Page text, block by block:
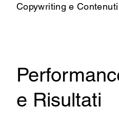
Copywriting e Contenuti
e Risultati